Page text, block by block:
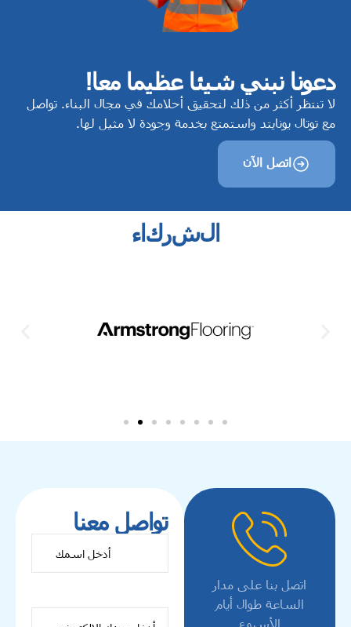
دعونا نبني شيئا عظيما معا!
لا تنتظر أكثر من ذلك لتحقيق أحلامك في مجال البناء. تواصل
مع توتال يونايتد واستمتع بخدمة وجودة لا مثيل لها.
اتصل الآن
الشركاء
اتصل بنا على مدار
الساعة طوال أيام
الأسبوع
تواصل معنا